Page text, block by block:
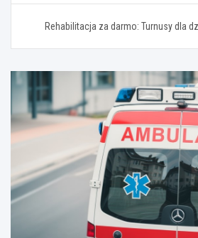
Rehabilitacja za darmo: Turnusy dla